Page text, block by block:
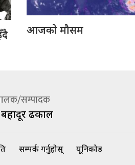
आजको मौसम
सम्पादक
ढकाल
सम्पर्क गर्नुहोस् यूनिकोड